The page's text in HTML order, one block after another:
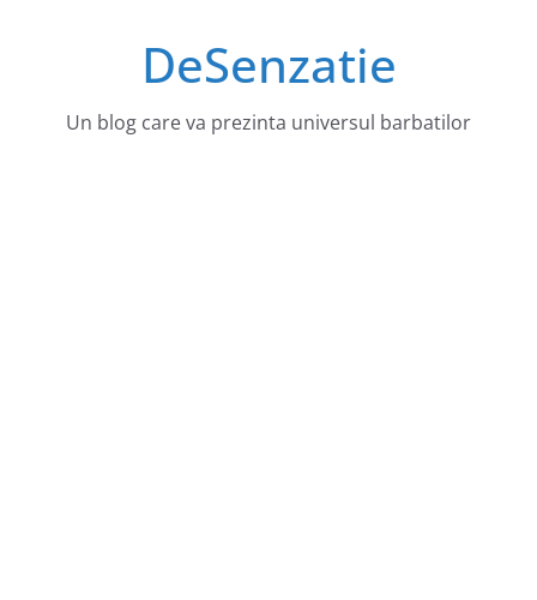
DeSenzatie
Un blog care va prezinta universul barbatilor